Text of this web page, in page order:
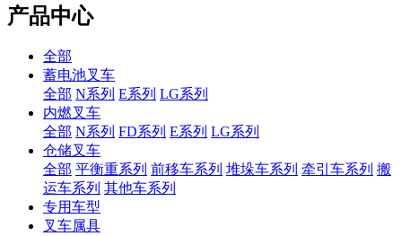
产品中心
全部
蓄电池叉车
全部 N系列 E系列 LG系列
内燃叉车
全部 N系列 FD系列 E系列 LG系列
仓储叉车
全部 平衡重系列 前移车系列 堆垛车系列 牵引车系列 搬
运车系列 其他车系列
专用车型
叉车属具